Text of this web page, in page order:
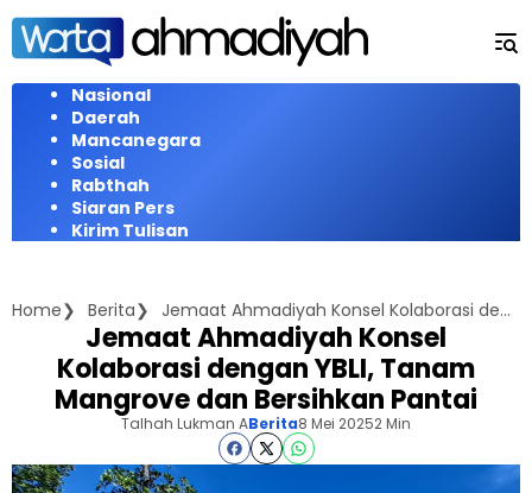
Langsung
konten
Nasional
Daerah
Mancanegara
Sosial
Rabthah
Siaran Pers
Kirim Tulisan
Home Berita Jemaat Ahmadiyah Konsel Kolaborasi dengan YBLI, Tanam Mangrove dan Bersihkan Pantai
Jemaat Ahmadiyah Konsel
Kolaborasi dengan YBLI, Tanam
Mangrove dan Bersihkan Pantai
Talhah Lukman ABerita8 Mei 20252 Min